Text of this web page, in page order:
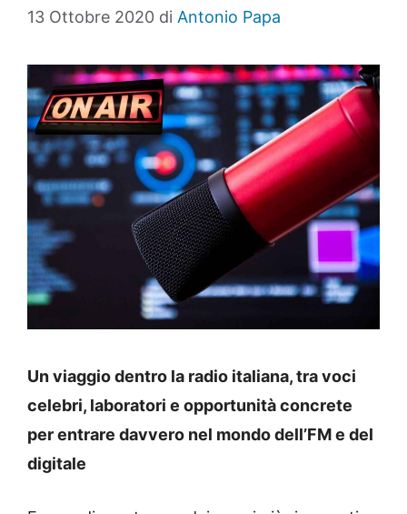
13 Ottobre 2020 di Antonio Papa
Un viaggio dentro la radio italiana, tra voci
celebri, laboratori e opportunità concrete
per entrare davvero nel mondo dell’FM e del
digitale